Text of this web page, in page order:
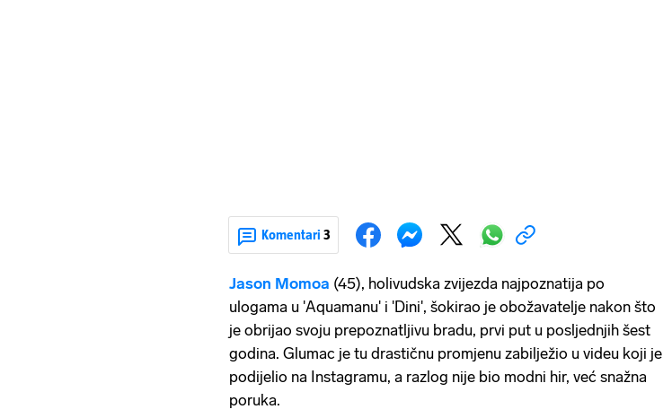
Komentari 3
Jason Momoa (45), holivudska zvijezda najpoznatija po
ulogama u 'Aquamanu' i 'Dini', šokirao je obožavatelje nakon što
je obrijao svoju prepoznatljivu bradu, prvi put u posljednjih šest
godina. Glumac je tu drastičnu promjenu zabilježio u videu koji je
podijelio na Instagramu, a razlog nije bio modni hir, već snažna
poruka.